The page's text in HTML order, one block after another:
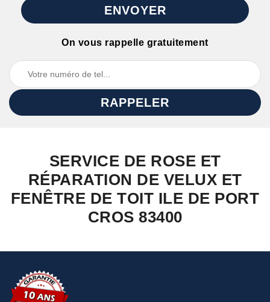
On vous rappelle gratuitement
SERVICE DE ROSE ET
RÉPARATION DE VELUX ET
FENÊTRE DE TOIT ILE DE PORT
CROS 83400